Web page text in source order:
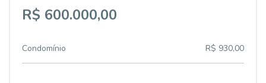
R$ 600.000,00
Condomínio R$ 930,00